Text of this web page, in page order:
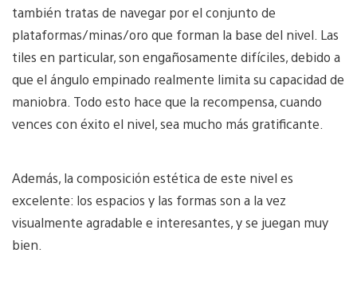
también tratas de navegar por el conjunto de
plataformas/minas/oro que forman la base del nivel. Las
tiles en particular, son engañosamente difíciles, debido a
que el ángulo empinado realmente limita su capacidad de
maniobra. Todo esto hace que la recompensa, cuando
vences con éxito el nivel, sea mucho más gratificante.
Además, la composición estética de este nivel es
excelente: los espacios y las formas son a la vez
visualmente agradable e interesantes, y se juegan muy
bien.